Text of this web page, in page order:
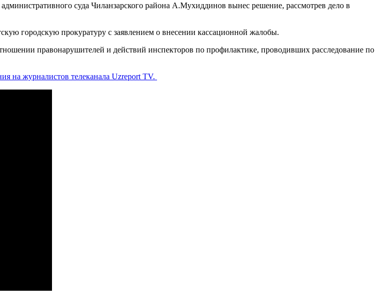
суда Чиланзарского района А.Мухиддинов вынес решение, рассмотрев дело в
городскую прокуратуру с заявлением о внесении кассационной жалобы.
правонарушителей и действий инспекторов по профилактике, проводивших расследование по
на журналистов телеканала Uzreport TV.